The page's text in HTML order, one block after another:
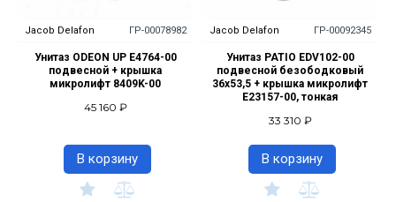
Jacob Delafon ГР-00078982
Унитаз ODEON UP E4764-00
подвесной + крышка
микролифт 8409K-00
45 160 ₽
В корзину
Jacob Delafon ГР-00092345
Унитаз PATIO EDV102-00
подвесной безободковый
36х53,5 + крышка микролифт
E23157-00, тонкая
33 310 ₽
В корзину